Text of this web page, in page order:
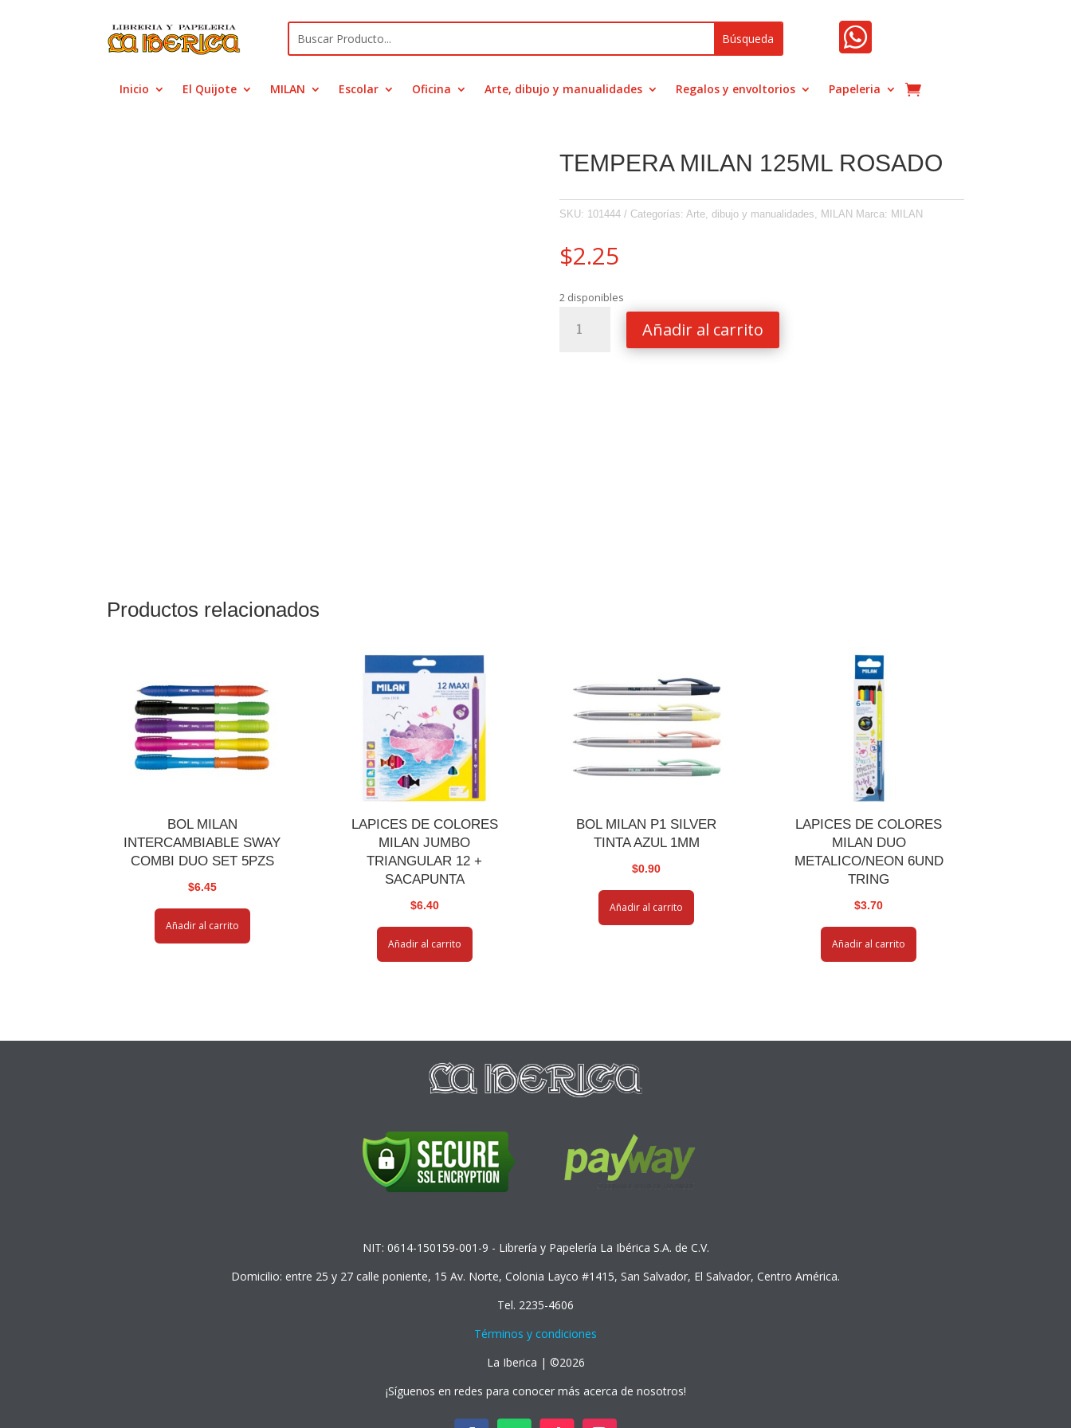

Inicio El Quijote MILAN Escolar Oficina Arte, dibujo y manualidades Regalos y envoltorios Papeleria
TEMPERA MILAN 125ML ROSADO
SKU: 101444 Categorías: Arte, dibujo y manualidades MILAN Marca: MILAN
$2.25
2 disponibles
MILAN
Añadir al carrito
Productos relacionados
BOL MILAN
INTERCAMBIABLE SWAY
COMBI DUO SET 5PZS
$6.45
Añadir al carrito
LAPICES DE COLORES
MILAN JUMBO
TRIANGULAR 12 +
SACAPUNTA
$6.40
Añadir al carrito
BOL MILAN P1 SILVER
TINTA AZUL 1MM
$0.90
Añadir al carrito
LAPICES DE COLORES
MILAN DUO
METALICO/NEON 6UND
TRING
$3.70
Añadir al carrito
NIT: 0614-150159-001-9 - Librería y Papelería La Ibérica S.A. de C.V.
Domicilio: entre 25 y 27 calle poniente, 15 Av. Norte, Colonia Layco #1415, San Salvador, El Salvador, Centro América.
Tel. 2235-4606
Términos y condiciones
La Iberica | ©2026
¡Síguenos en redes para conocer más acerca de nosotros!